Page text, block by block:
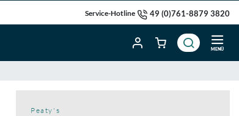
Service-Hotline 49 (0)761-8879 3820
MENÜ
Peaty's